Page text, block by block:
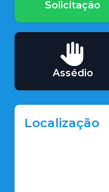
Solicitação
Assédio
Localização